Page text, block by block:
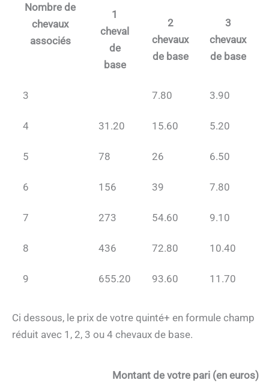
Nombre de
chevaux
associés
1
cheval
de
base
2
chevaux
de base
3
chevaux
de base
3 7.80 3.90
4 31.20 15.60 5.20
5 78 26 6.50
6 156 39 7.80
7 273 54.60 9.10
8 436 72.80 10.40
9 655.20 93.60 11.70
Ci dessous, le prix de votre quinté+ en formule champ
réduit avec 1, 2, 3 ou 4 chevaux de base.
Montant de votre pari (en euros)